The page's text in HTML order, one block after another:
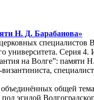
Н. Д. Барабанова»
университета. Серия
на Волге”: памяти
общей
эгидой